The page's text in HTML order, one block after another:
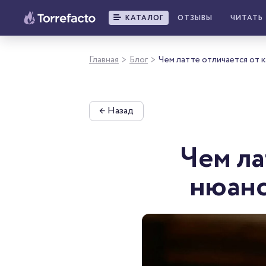
КАТАЛОГ ОТЗЫВЫ ЧИТАТЬ
Главная > Блог > Чем латте отличается от
← Назад
Чем